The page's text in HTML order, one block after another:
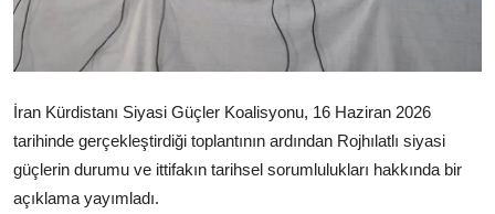
Kurdi
İran Kürdistanı Siyasi Güçler Koalisyonu, 16 Haziran 2026
tarihinde gerçekleştirdiği toplantının ardından Rojhılatlı siyasi
güçlerin durumu ve ittifakın tarihsel sorumlulukları hakkında bir
açıklama yayımladı.